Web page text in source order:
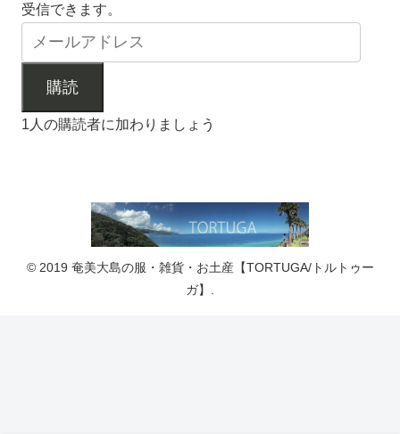
受信できます。
購読
1人の購読者に加わりましょう
© 2019 奄美大島の服・雑貨・お土産【TORTUGA/トルトゥー
ガ】.